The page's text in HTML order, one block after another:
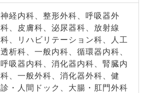
神経内科、整形外科、呼吸器外
科、皮膚科、泌尿器科、放射線
科、リハビリテーション科、人工
透析科、一般内科、循環器内科、
呼吸器内科、消化器内科、腎臓内
科、一般外科、消化器外科、健
診・人間ドック、大腸・肛門外科